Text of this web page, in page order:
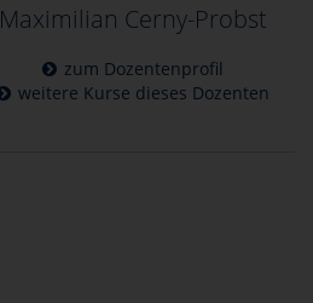
Maximilian Cerny-Probst
zum Dozentenprofil
weitere Kurse dieses Dozenten